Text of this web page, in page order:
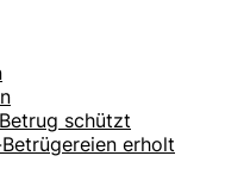
schützt
erholt